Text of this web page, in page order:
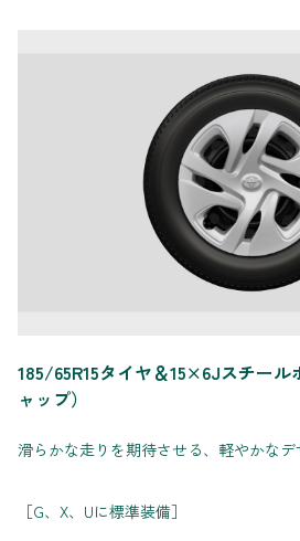
185/65R15タイヤ＆15×6Jスチール
ャップ）
滑らかな走りを期待させる、軽やかなデ
［G、X、Uに標準装備］